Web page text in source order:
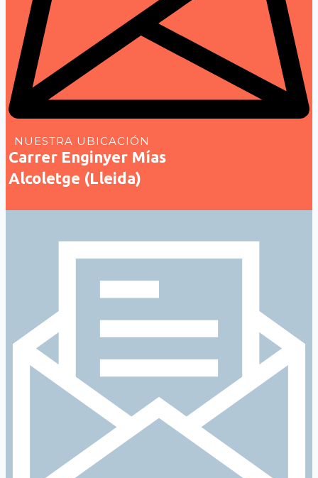
NUESTRA UBICACIÓN
Carrer Enginyer Mías
Alcoletge (Lleida)